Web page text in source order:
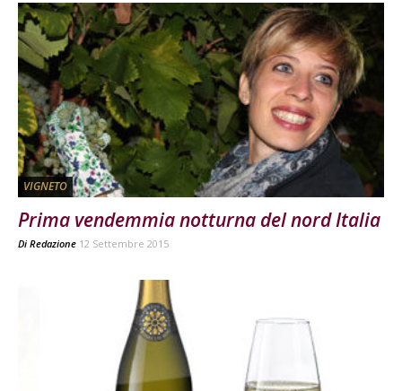
VIGNETO
Prima vendemmia notturna del nord Italia
Di Redazione 12 Settembre 2015